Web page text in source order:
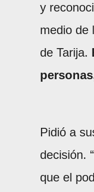
y
medio de
de Tarija.
Pidió a
decisión.
que el